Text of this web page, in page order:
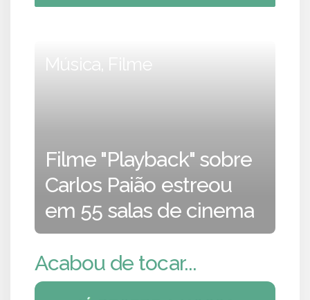
Música, Filme
Filme "Playback" sobre
Carlos Paião estreou
em 55 salas de cinema
Acabou de tocar...